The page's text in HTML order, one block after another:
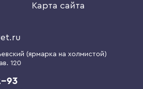
Карта сайта
(ярмарка на холмистой)
120
93